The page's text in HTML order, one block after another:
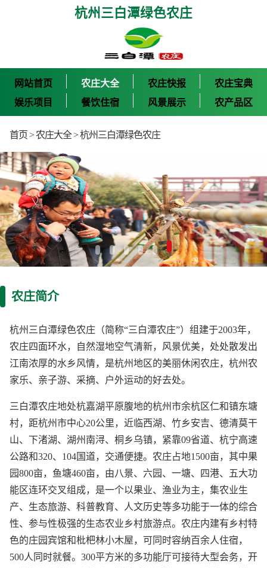
杭州三白潭绿色农庄
网站首页 农庄大全 农庄快报
农庄宝典
娱乐项目
餐饮住宿 风景展示 农产品区
首页>农庄大全>杭州三白潭绿色农庄
农庄简介
杭州三白潭绿色农庄（简称“三白潭农庄”）组建于2003年，
农庄四面环水，自然湿地空气清新，风景优美，处处散发出
江南浓厚的水乡风情，是杭州地区的美丽休闲农庄，杭州农
家乐、亲子游、采摘、户外运动的好去处。
三白潭农庄地处杭嘉湖平原腹地的杭州市余杭区仁和镇东塘
村，距杭州市中心20公里，近临西湖、竹乡安吉、德清莫干
山、下渚湖、湖州南浔、桐乡乌镇，紧靠09省道、杭宁高速
公路和320、104国道，交通便捷。农庄占地1500亩，其中果
园800亩，鱼塘460亩，由八景、六园、一塘、四港、五大功
能区连环交叉组成，是一个以果业、渔业为主，集农业生
产、生态旅游、科普教育、人文历史等多功能于一体的综合
性、参与性极强的生态农业乡村旅游点。农庄内建有乡村特
色的庄园宾馆和枇杷林小木屋，可同时容纳百余人住宿，
500人同时就餐。300平方米的多功能厅可接待大型会务，开